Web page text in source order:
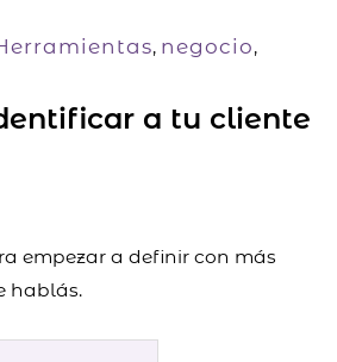
, negocio,
a tu cliente
empezar a definir con más
hablás.